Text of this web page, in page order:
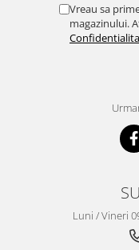
Vreau sa
magazinului.
Luni / Vineri